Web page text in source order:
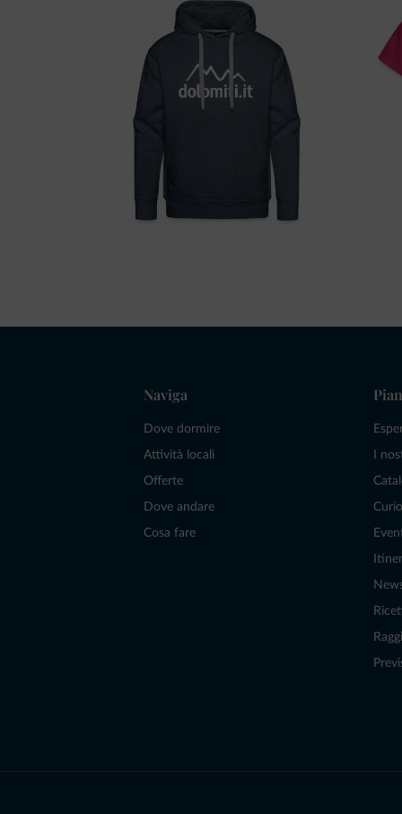
Naviga
Dove dormire
Attività locali
Offerte
Dove andare
Cosa fare
I